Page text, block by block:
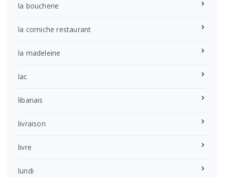
la boucherie
la corniche restaurant
la madeleine
lac
libanais
livraison
livre
lundi